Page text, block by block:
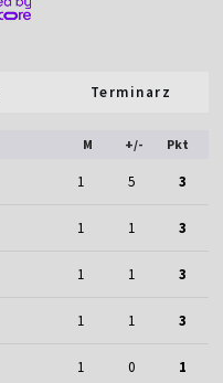
Terminarz
M +/- Pkt
1 5 3
1 1 3
1 1 3
1 1 3
1 0 1